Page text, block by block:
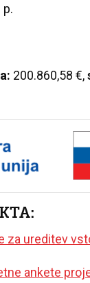
p.
200.860,58 €,
za ureditev
ankete